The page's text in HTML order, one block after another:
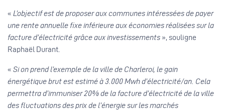
« L’objectif est de proposer aux communes intéressées de payer
une rente annuelle fixe inférieure aux économies réalisées sur la
facture d’électricité grâce aux investissements », souligne
Raphaël Durant.
« Si on prend l’exemple de la ville de Charleroi, le gain
énergétique brut est estimé à 3.000 Mwh d’électricité/an. Cela
permettra d’immuniser 20% de la facture d’électricité de la ville
des fluctuations des prix de l’énergie sur les marchés